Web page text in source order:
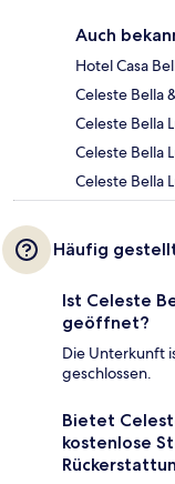
Auch
Hotel Casa
Celeste Bella
Celeste Bella
Celeste Bella
Celeste Bella
Häufig
Ist Celeste
geöffnet?
Die Unterkunft
geschlossen.
Bietet
kostenlose